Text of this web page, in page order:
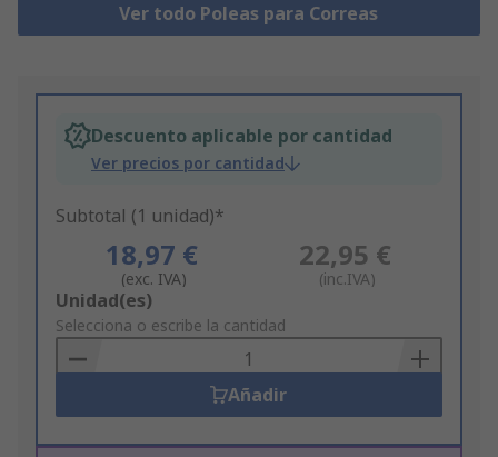
Ver todo Poleas para Correas
Descuento aplicable por cantidad
Ver precios por cantidad
Subtotal (1 unidad)*
18,97 €
(exc. IVA)
22,95 €
(inc.IVA)
Add
to
Basket
Unidad(es)
Selecciona o escribe la cantidad
Añadir